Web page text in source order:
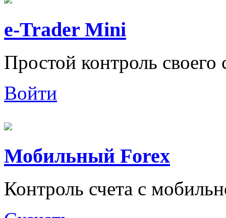
e-Trader Mini
Простой контроль своего
Войти
Мобильный Forex
Контроль счета с